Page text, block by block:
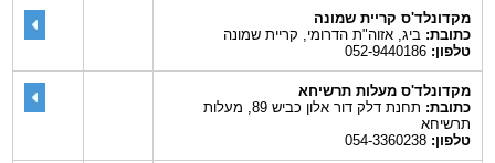
מקדונלד'ס קריית שמונה
כתובת:ביג, אזוה"ת הדרומי, קריית שמונה
טלפון:052-9440186
מקדונלד'ס מעלות תרשיחא
כתובת:
תחנת דלק דור אלון כביש 89, מעלות
תרשיחא
טלפון:054-3360238